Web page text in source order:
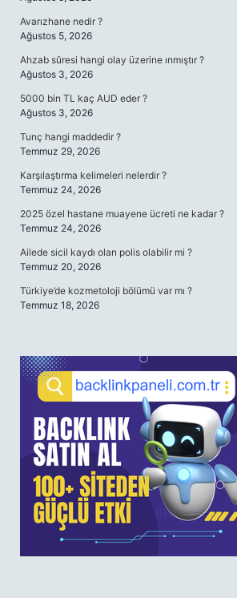
Avarızhane nedir ?
Ağustos 5, 2026
Ahzab sûresi hangi olay üzerine ınmıştır ?
Ağustos 3, 2026
5000 bin TL kaç AUD eder ?
Ağustos 3, 2026
Tunç hangi maddedir ?
Temmuz 29, 2026
Karşılaştırma kelimeleri nelerdir ?
Temmuz 24, 2026
2025 özel hastane muayene ücreti ne kadar ?
Temmuz 24, 2026
Ailede sicil kaydı olan polis olabilir mi ?
Temmuz 20, 2026
Türkiye’de kozmetoloji bölümü var mı ?
Temmuz 18, 2026